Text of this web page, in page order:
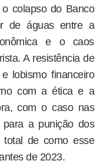
colapso do Banco
de águas entre a
e o caos
A resistência de
lobismo financeiro
com a ética e a
com o caso nas
a punição dos
total de como esse
de 2023.